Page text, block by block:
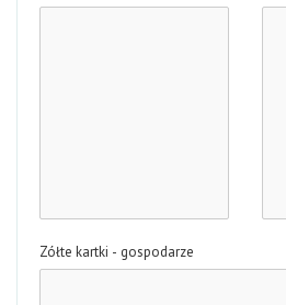
Zółte kartki - gospodarze